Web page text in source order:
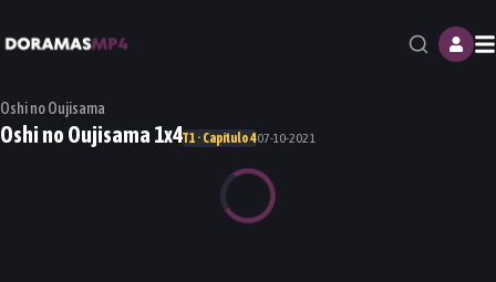
Oshi no Oujisama
Oshi no Oujisama 1x4T1 · Capítulo 407-10-2021